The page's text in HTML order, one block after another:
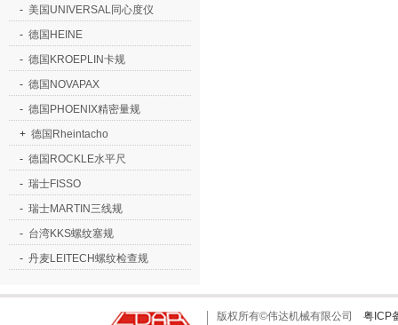
- 美国UNIVERSAL同心度仪
- 德国HEINE
- 德国KROEPLIN卡规
- 德国NOVAPAX
- 德国PHOENIX精密量规
+ 德国Rheintacho
- 德国ROCKLE水平尺
- 瑞士FISSO
- 瑞士MARTIN三线规
- 台湾KKS螺纹塞规
- 丹麦LEITECH螺纹检查规
版权所有©伟达机械有限公司 粤ICP